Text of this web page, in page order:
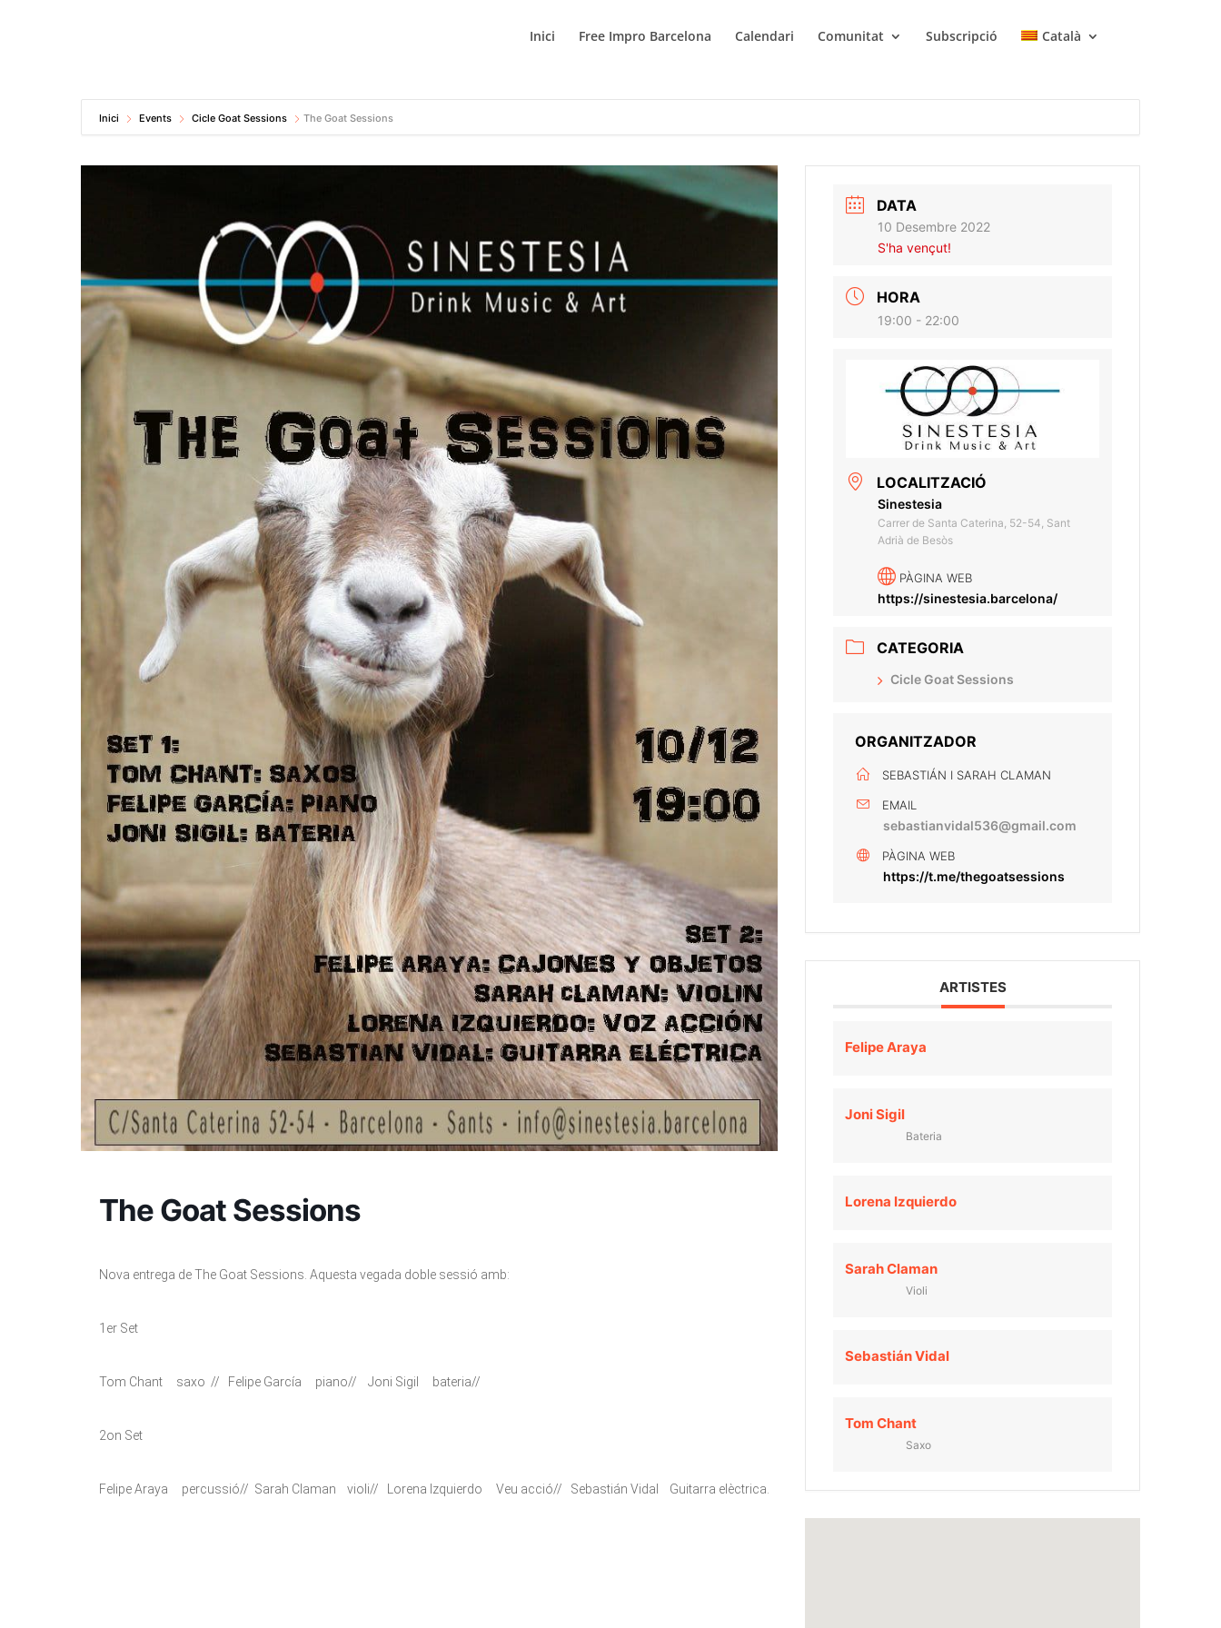
Inici Free Impro Barcelona Calendari Comunitat Subscripció Català
Inici Events Cicle Goat Sessions The Goat Sessions
The Goat Sessions
Nova entrega de The Goat Sessions. Aquesta vegada doble sessió amb:
1er Set
Tom Chant saxo // Felipe García piano// Joni Sigil bateria//
2on Set
Felipe Araya percussió// Sarah Claman violi// Lorena Izquierdo Veu acció// Sebastián Vidal Guitarra elèctrica.
DATA
10 Desembre 2022
S'ha vençut!
HORA
19:00 - 22:00
LOCALITZACIÓ
Sinestesia
Carrer de Santa Caterina, 52-54, Sant
Adrià de Besòs
PÀGINA WEB
https://sinestesia.barcelona/
CATEGORIA
Cicle Goat Sessions
ORGANITZADOR
SEBASTIÁN I SARAH CLAMAN
EMAIL
sebastianvidal536@gmail.com
PÀGINA WEB
https://t.me/thegoatsessions
ARTISTES
Felipe Araya
Joni Sigil
Bateria
Lorena Izquierdo
Sarah Claman
Violi
Sebastián Vidal
Tom Chant
Saxo